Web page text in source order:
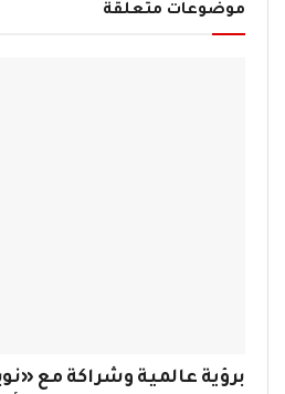
موضوعات متعلقة
برؤية عالمية وشراكة مع